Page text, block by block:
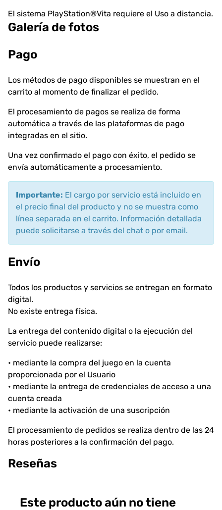
El sistema PlayStation®Vita requiere el Uso a distancia.
Galería de fotos
Pago
Los métodos de pago disponibles se muestran en el
carrito al momento de finalizar el pedido.
El procesamiento de pagos se realiza de forma
automática a través de las plataformas de pago
integradas en el sitio.
Una vez confirmado el pago con éxito, el pedido se
envía automáticamente a procesamiento.
Importante: El cargo por servicio está incluido en
el precio final del producto y no se muestra como
línea separada en el carrito. Información detallada
puede solicitarse a través del chat o por email.
Envío
Todos los productos y servicios se entregan en formato
digital.
No existe entrega física.
La entrega del contenido digital o la ejecución del
servicio puede realizarse:
• mediante la compra del juego en la cuenta
proporcionada por el Usuario
• mediante la entrega de credenciales de acceso a una
cuenta creada
• mediante la activación de una suscripción
El procesamiento de pedidos se realiza dentro de las 24
horas posteriores a la confirmación del pago.
Reseñas
Este producto aún no tiene